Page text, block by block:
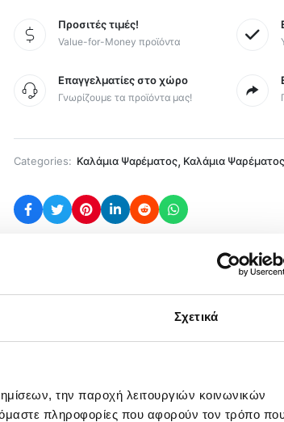
Σχετικά
την παροχή λειτουργιών κοινωνικών
πληροφορίες που αφορούν τον τρόπο
Προσιτές τιμές!
Value-for-Money προϊόντα
Επαγγελματίες στο χώρο
Γνωρίζουμε τα προϊόντα μας!
Categories: Καλάμια Ψαρέματος, Καλάμια
Σχεδιασμένο να επιτυγχάνει
Μπορεί να χρησιμοποιηθεί τόσο για
για την ευελιξία στη χρήση του,